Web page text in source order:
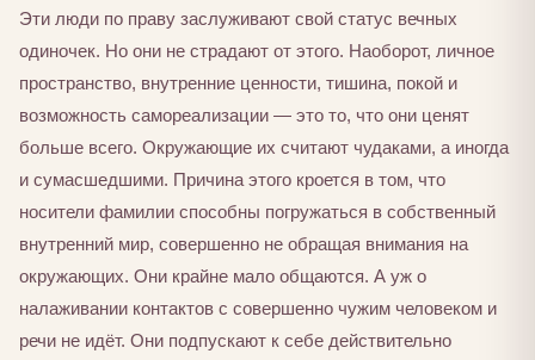
Эти люди по праву заслуживают свой статус вечных
одиночек. Но они не страдают от этого. Наоборот, личное
пространство, внутренние ценности, тишина, покой и
возможность самореализации — это то, что они ценят
больше всего. Окружающие их считают чудаками, а иногда
и сумасшедшими. Причина этого кроется в том, что
носители фамилии способны погружаться в собственный
внутренний мир, совершенно не обращая внимания на
окружающих. Они крайне мало общаются. А уж о
налаживании контактов с совершенно чужим человеком и
речи не идёт. Они подпускают к себе действительно